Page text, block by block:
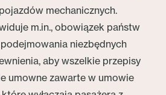
mechanicznych.
m.in., obowiązek państw
niezbędnych
aby wszelkie przepisy
umowne zawarte w umowie